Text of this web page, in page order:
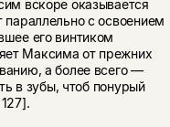
вскоре оказывается
параллельно с освоением
его винтиком
Максима от прежних
а более всего —
в зубы, чтоб понурый